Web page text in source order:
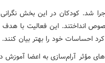
شد. کودکان در این بخش
انداختند. این فعالیت با هدف
احساسات خود را بهتر بیان کنند.
مؤثر آرام‌سازی به اعضا آموزش